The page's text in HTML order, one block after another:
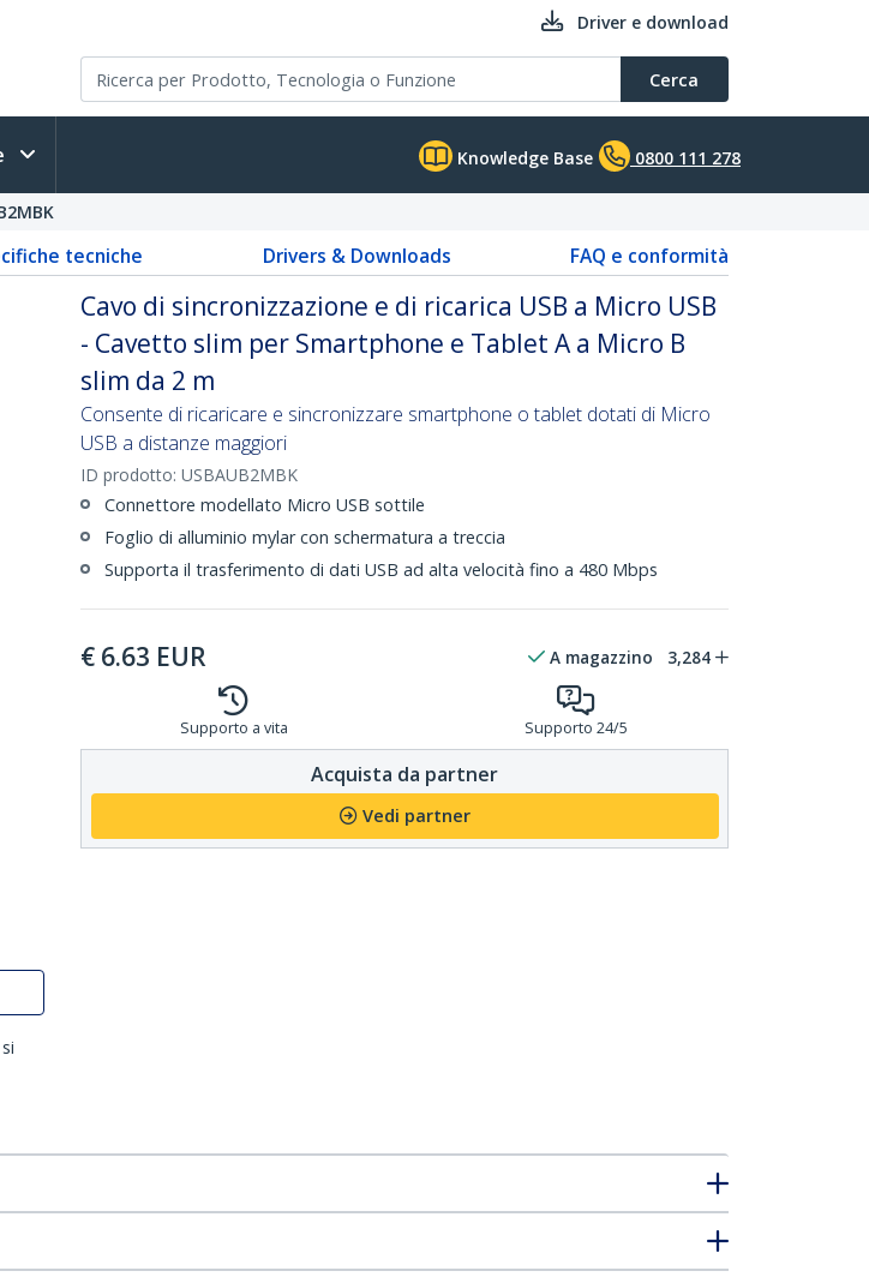
Driver e download
Cerca
Knowledge Base 0800 111 278
tecniche Drivers & Downloads FAQ e conformità
Cavo di sincronizzazione e di ricarica USB a Micro USB
- Cavetto slim per Smartphone e Tablet A a Micro B
slim da 2 m
Consente di ricaricare e sincronizzare smartphone o tablet dotati di Micro
USB a distanze maggiori
ID prodotto: USBAUB2MBK
Connettore modellato Micro USB sottile
Foglio di alluminio mylar con schermatura a treccia
Supporta il trasferimento di dati USB ad alta velocità fino a 480 Mbps
€ 6.63 EUR A magazzino 3,284
Supporto a vita Supporto 24/5
Acquista da partner
Vedi partner